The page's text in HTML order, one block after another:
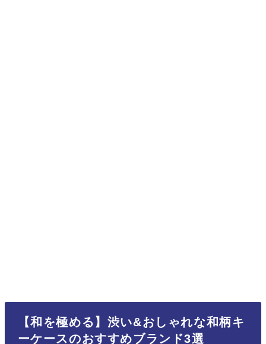
【和を極める】渋い&おしゃれな和柄キ
ーケースのおすすめブランド3選